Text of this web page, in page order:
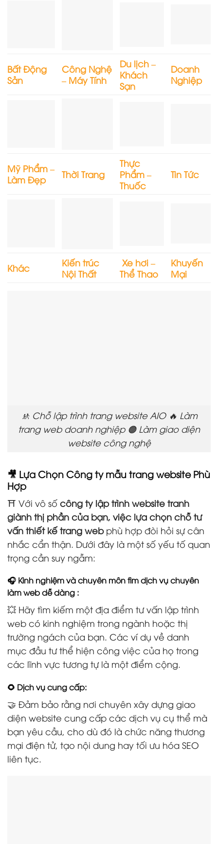
Bất Động
Sản
Công Nghệ
– Máy Tính
Du lịch –
Khách
Sạn
Doanh
Nghiệp
Mỹ Phẩm –
Làm Đẹp
Thời Trang
Thực
Phẩm –
Thuốc
Tin Tức
Khác
Kiến trúc
Nội Thất
Xe hơi –
Thể Thao
Khuyến
Mại
🚸 Chỗ lập trình trang website AIO 🔥 Làm
trang web doanh nghiệp 🟠 Làm giao diện
website công nghệ
🎥 Lựa Chọn Công ty mẫu trang website Phù
Hợp
⛩️ Với vô số công ty lập trình website tranh
giành thị phần của bạn, việc lựa chọn chỗ tư
vấn thiết kế trang webphù hợp đòi hỏi sự cân
nhắc cẩn thận. Dưới đây là một số yếu tố quan
trọng cần suy ngẫm:
🎧 Kinh nghiệm và chuyên môn tìm dịch vụ chuyên
làm web dễ dàng :
💥 Hãy tìm kiếm một địa điểm tư vấn lập trình
web có kinh nghiệm trong ngành hoặc thị
trường ngách của bạn. Các ví dụ về danh
mục đầu tư thể hiện công việc của họ trong
các lĩnh vực tương tự là một điểm cộng.
🌻 Dịch vụ cung cấp:
🤝 Đảm bảo rằng nơi chuyên xây dựng giao
diện website cung cấp các dịch vụ cụ thể mà
bạn yêu cầu, cho dù đó là chức năng thương
mại điện tử, tạo nội dung hay tối ưu hóa SEO
liên tục.